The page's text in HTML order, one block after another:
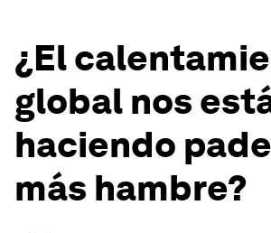
¿El
global nos
haciendo
más hambre?